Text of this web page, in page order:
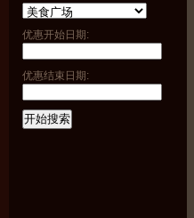
优惠开始日期:
优惠结束日期: